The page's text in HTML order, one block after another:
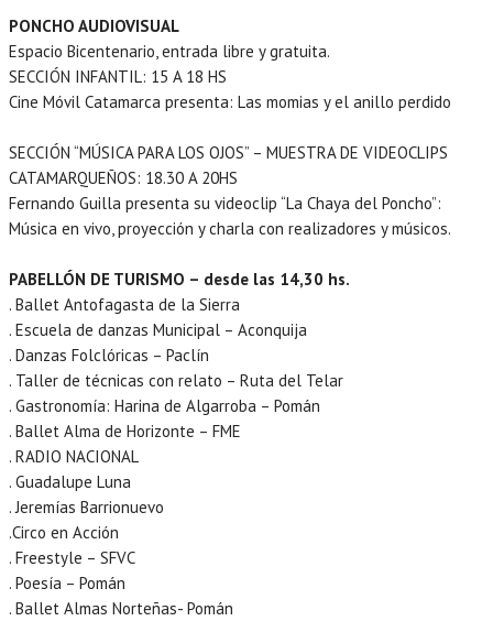
PONCHO AUDIOVISUAL
Espacio Bicentenario, entrada libre y gratuita.
SECCIÓN INFANTIL: 15 A 18 HS
Cine Móvil Catamarca presenta: Las momias y el anillo perdido
SECCIÓN “MÚSICA PARA LOS OJOS” – MUESTRA DE VIDEOCLIPS
CATAMARQUEÑOS: 18.30 A 20HS
Fernando Guilla presenta su videoclip “La Chaya del Poncho”:
Música en vivo, proyección y charla con realizadores y músicos.
PABELLÓN DE TURISMO – desde las 14,30 hs.
. Ballet Antofagasta de la Sierra
. Escuela de danzas Municipal – Aconquija
. Danzas Folclóricas – Paclín
. Taller de técnicas con relato – Ruta del Telar
. Gastronomía: Harina de Algarroba – Pomán
. Ballet Alma de Horizonte – FME
. RADIO NACIONAL
. Guadalupe Luna
. Jeremías Barrionuevo
.Circo en Acción
. Freestyle – SFVC
. Poesía – Pomán
. Ballet Almas Norteñas- Pomán